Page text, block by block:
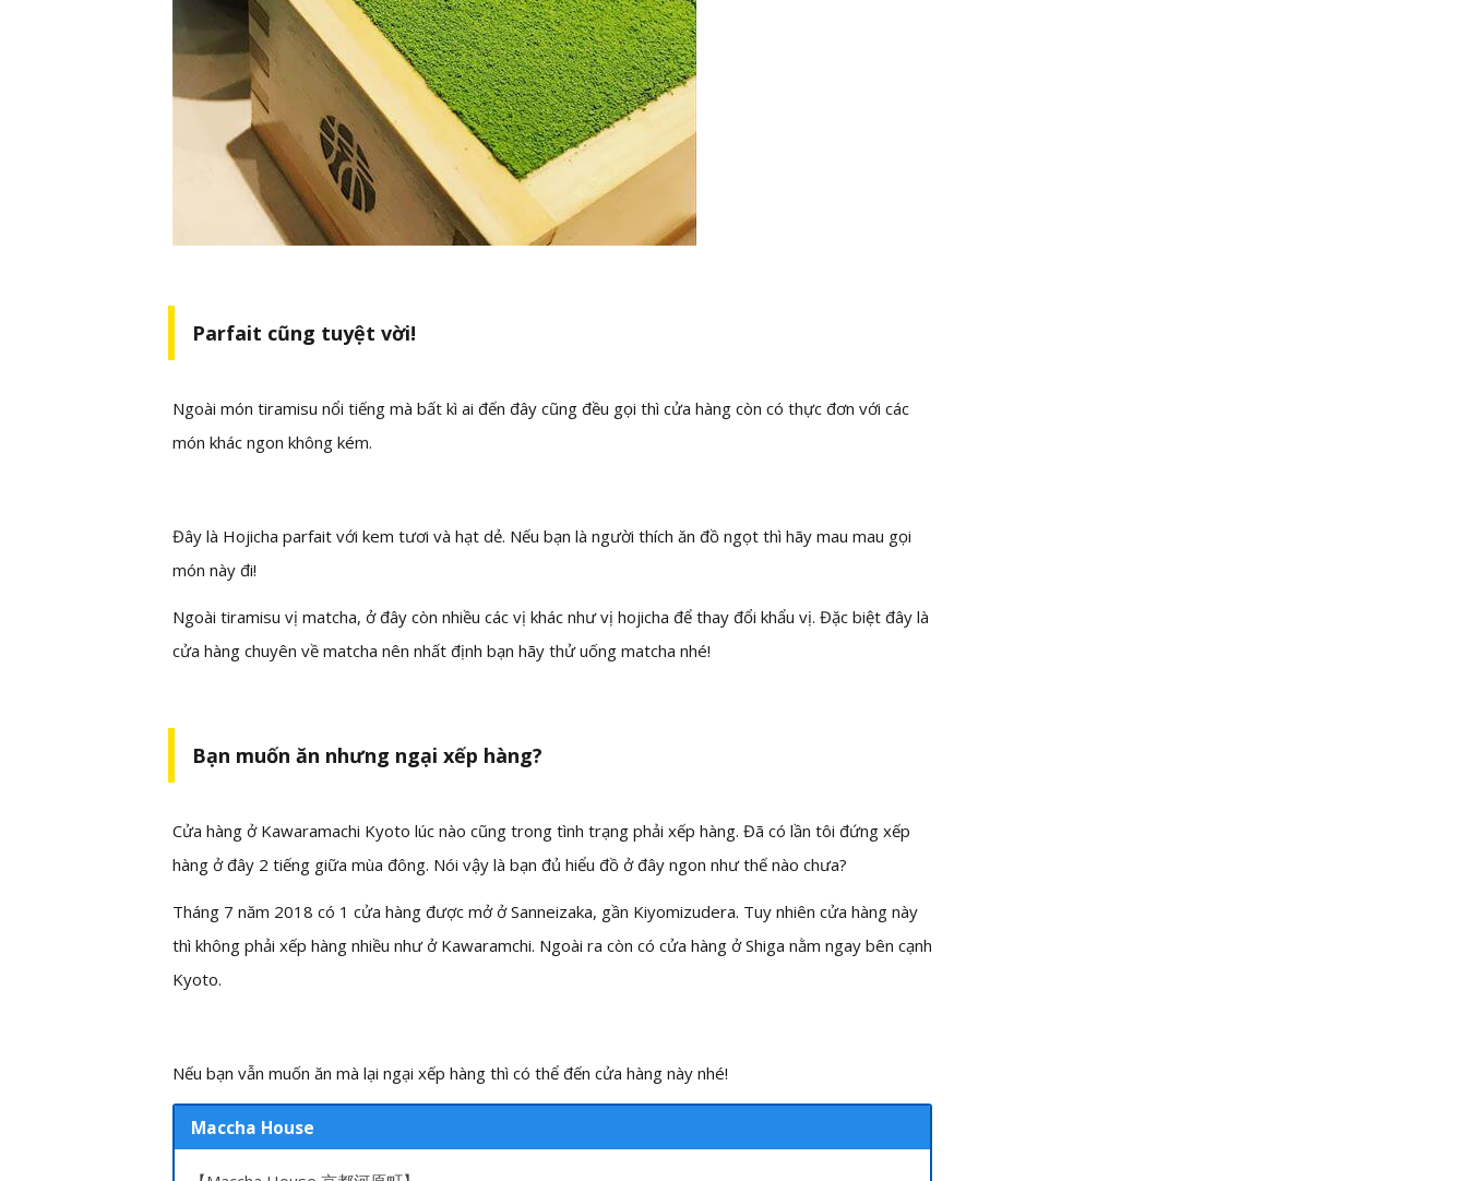
Parfait cũng tuyệt vời!
Ngoài món tiramisu nổi tiếng mà bất kì ai đến đây cũng đều gọi thì cửa hàng còn có thực đơn với các
món khác ngon không kém.
Đây là Hojicha parfait với kem tươi và hạt dẻ. Nếu bạn là người thích ăn đồ ngọt thì hãy mau mau gọi
món này đi!
Ngoài tiramisu vị matcha, ở đây còn nhiều các vị khác như vị hojicha để thay đổi khẩu vị. Đặc biệt đây là
cửa hàng chuyên về matcha nên nhất định bạn hãy thử uống matcha nhé!
Bạn muốn ăn nhưng ngại xếp hàng?
Cửa hàng ở Kawaramachi Kyoto lúc nào cũng trong tình trạng phải xếp hàng. Đã có lần tôi đứng xếp
hàng ở đây 2 tiếng giữa mùa đông. Nói vậy là bạn đủ hiểu đồ ở đây ngon như thế nào chưa?
Tháng 7 năm 2018 có 1 cửa hàng được mở ở Sanneizaka, gần Kiyomizudera. Tuy nhiên cửa hàng này
thì không phải xếp hàng nhiều như ở Kawaramchi. Ngoài ra còn có cửa hàng ở Shiga nằm ngay bên cạnh
Kyoto.
Nếu bạn vẫn muốn ăn mà lại ngại xếp hàng thì có thể đến cửa hàng này nhé!
Maccha House